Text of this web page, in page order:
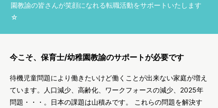
園教諭の皆さんが笑顔になれる転職活動をサポートいたします
☆
今こそ、保育士/幼稚園教諭のサポートが必要です
待機児童問題により働きたいけど働くことが出来ない家庭が増え
ています。人口減少、高齢化、ワークフォースの減少、2025年
問題・・・。日本の課題は山積みです。 これらの問題を解決す